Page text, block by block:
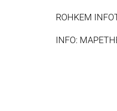
ROHKEM
INFO: